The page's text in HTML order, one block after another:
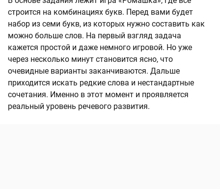
строится на комбинациях букв. Перед вами будет
набор из семи букв, из которых нужно составить как
можно больше слов. На первый взгляд задача
кажется простой и даже немного игровой. Но уже
через несколько минут становится ясно, что
очевидные варианты заканчиваются. Дальше
приходится искать редкие слова и нестандартные
сочетания. Именно в этот момент и проявляется
реальный уровень речевого развития.